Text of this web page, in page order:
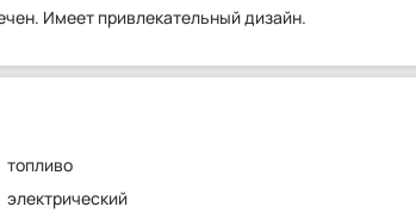
Имеет привлекательный дизайн.
топливо
электрический